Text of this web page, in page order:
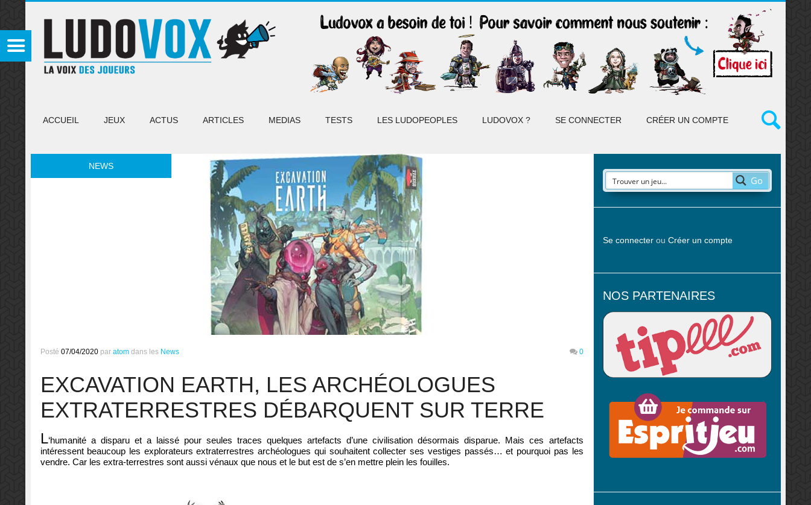
ACCUEIL JEUX ACTUS ARTICLES MEDIAS TESTS LES LUDOPEOPLES LUDOVOX ? SE CONNECTER CRÉER UN COMPTE
NEWS
Posté 07/04/2020 par atom dans les News 0
EXCAVATION EARTH, LES ARCHÉOLOGUES
EXTRATERRESTRES DÉBARQUENT SUR TERRE
L‘humanité a disparu et a laissé pour seules traces quelques artefacts d’une civilisation désormais disparue. Mais ces artefacts
intéressent beaucoup les explorateurs extraterrestres archéologues qui souhaitent collecter ses vestiges passés… et pourquoi pas les
vendre. Car les extra-terrestres sont aussi vénaux que nous et le but est de s’en mettre plein les fouilles.
Go
Se connecterou Créer un compte
NOS PARTENAIRES